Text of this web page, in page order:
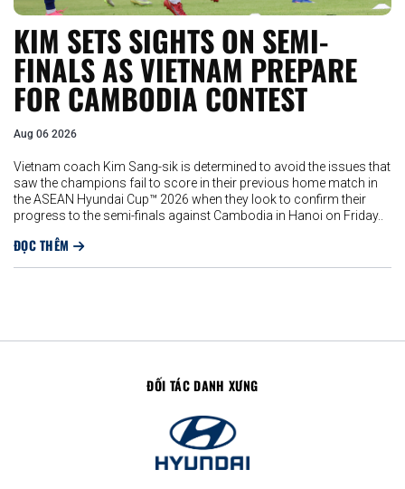
KIM SETS SIGHTS ON SEMI-
FINALS AS VIETNAM PREPARE
FOR CAMBODIA CONTEST
Aug 06 2026
Vietnam coach Kim Sang-sik is determined to avoid the issues that
saw the champions fail to score in their previous home match in
the ASEAN Hyundai Cup™ 2026 when they look to confirm their
progress to the semi-finals against Cambodia in Hanoi on Friday..
ĐỌC THÊM
ĐỐI TÁC DANH XƯNG